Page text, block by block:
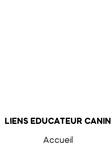
LIENS EDUCATEUR CANIN
Accueil